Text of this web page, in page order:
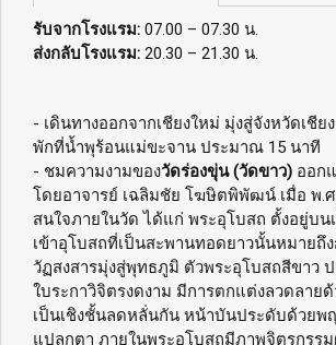
รับจากโรงแรม: 07.00 – 07.30 น.
ส่งกลับโรงแรม: 20.30 – 21.30 น.
- เดินทางออกจากเชียงใหม่ มุ่งสู่จังหวัดเชีย
พักที่น้ำพุร้อนแม่ขะจาน ประมาณ 15 นาที
- ชมความงามของวัดร่องขุ่น (วัดขาว) ออก
โดยอาจารย์ เฉลิมชัย โฆษิตพิพัฒน์ เมื่อ พ.ศ
สนใจภายในวัด ได้แก่ พระอุโบสถ ตั้งอยู่บน
เข้าอุโบสถที่เป็นสะพานทอดยาวนั้นหมายถึ
วัฏสงสารมุ่งสู่พุทธภูมิ ตัวพระอุโบสถสีขาว
ใบระกาวิจิตรงดงาม มีการตกแต่งลวดลายด้
เป็นเชิงชั้นลดหลั่นกัน หน้าบันประดับด้วย
แปลกตา ภายในพระอุโบสถมีภาพจิตรกรร